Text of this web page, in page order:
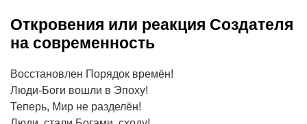
Откровения или реакция Создателя
на современность
Восстановлен Порядок времён!
Люди-Боги вошли в Эпоху!
Теперь, Мир не разделён!